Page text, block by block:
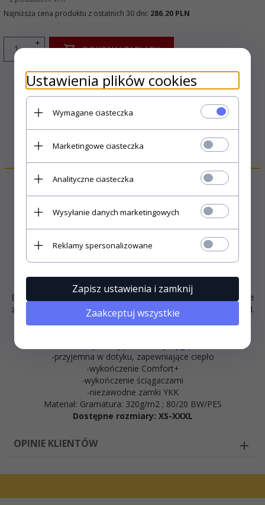
Najniższa cena produktu z ostatnich 30 dni: 286.20 PLN
DOKONAJ ZAPŁATY
PEWNOŚĆ I PRZYJEMNOŚĆ - w każdej pracy
Bluza dzianinowa z kapturem i podwyższoną stójką. Doskonale
zabezpiecza przed wiatrem oraz zapewnia nowoczesny wygląd.
-Bluza zapinana na zamek kostkowy
-przyjemna w dotyku, zapewniające ciepło
-wykończenie Comfort+
-wykończenie ściągaczami
-niezawodne zamki YKK
Materiał: Gramatura: 320g/m2 ; 80/20 BW/PES
Dostępne rozmiary: XS-XXXL
OPINIE KLIENTÓW
Ustawienia plików cookies
Wymagane ciasteczka
Marketingowe ciasteczka
Analityczne ciasteczka
Wysyłanie danych marketingowych
Reklamy spersonalizowane
Zapisz ustawienia i zamknij
Zaakceptuj wszystkie